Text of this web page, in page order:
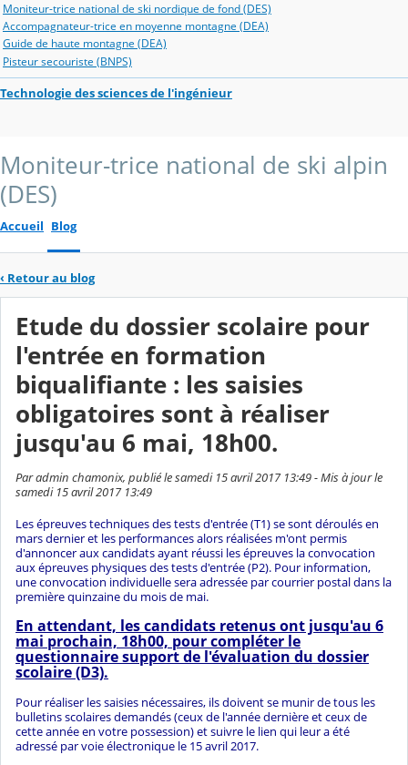
Moniteur-trice national de ski nordique de fond (DES)
Accompagnateur-trice en moyenne montagne (DEA)
Guide de haute montagne (DEA)
Pisteur secouriste (BNPS)
Technologie des sciences de l'ingénieur
Moniteur-trice national de ski alpin
(DES)
Accueil Blog
‹ Retour au blog
Etude du dossier scolaire pour
l'entrée en formation
biqualifiante : les saisies
obligatoires sont à réaliser
jusqu'au 6 mai, 18h00.
Par admin chamonix, publié le samedi 15 avril 2017 13:49 - Mis à jour le
samedi 15 avril 2017 13:49
Les épreuves techniques des tests d'entrée (T1) se sont déroulés en
mars dernier et les performances alors réalisées m'ont permis
d'annoncer aux candidats ayant réussi les épreuves la convocation
aux épreuves physiques des tests d'entrée (P2). Pour information,
une convocation individuelle sera adressée par courrier postal dans la
première quinzaine du mois de mai.
En attendant, les candidats retenus ont jusqu'au 6
mai prochain, 18h00, pour compléter le
questionnaire support de l'évaluation du dossier
scolaire (D3).
Pour réaliser les saisies nécessaires, ils doivent se munir de tous les
bulletins scolaires demandés (ceux de l'année dernière et ceux de
cette année en votre possession) et suivre le lien qui leur a été
adressé par voie électronique le 15 avril 2017.